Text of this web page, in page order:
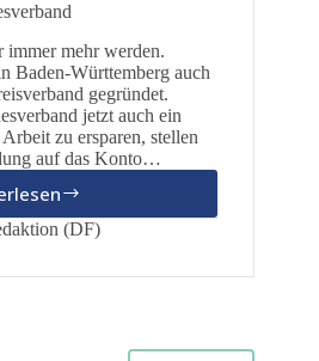
immer mehr werden.
Baden-Württemberg auch
gegründet.
jetzt auch ein
zu ersparen, stellen
auf das Konto…
Neuigkeiten
vom (DF)